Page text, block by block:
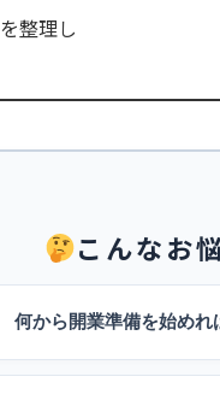
を整理し
こんなお
何から開業準備を始め